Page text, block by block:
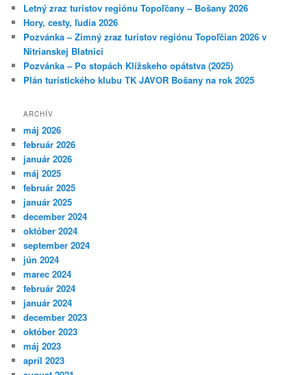
ť
Letný zraz turistov regiónu Topoľčany – Bošany 2026
Hory, cesty, ľudia 2026
Pozvánka – Zimný zraz turistov regiónu Topoľčian 2026 v
Nitrianskej Blatnici
Pozvánka – Po stopách Klížskeho opátstva (2025)
Plán turistického klubu TK JAVOR Bošany na rok 2025
ARCHÍV
máj 2026
február 2026
január 2026
máj 2025
február 2025
január 2025
december 2024
október 2024
september 2024
jún 2024
marec 2024
február 2024
január 2024
december 2023
október 2023
máj 2023
apríl 2023